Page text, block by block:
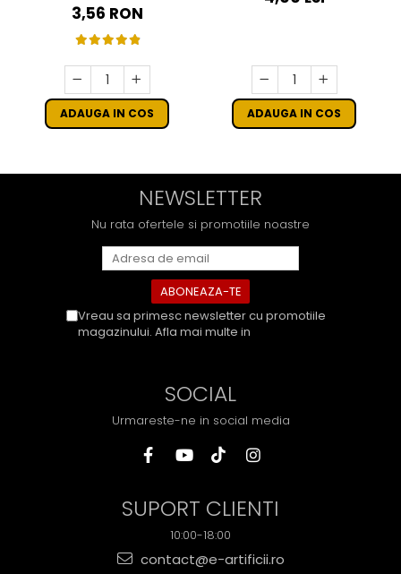
16 CM - SET 10 BUC
3,56 RON
ADAUGA IN COS ADAUGA IN COS
NEWSLETTER
Nu rata ofertele si promotiile noastre
Vreau sa primesc newsletter cu promotiile
magazinului. Afla mai multe in
SOCIAL
Urmareste-ne in social media
SUPORT CLIENTI
10:00-18:00
contact@e-artificii.ro